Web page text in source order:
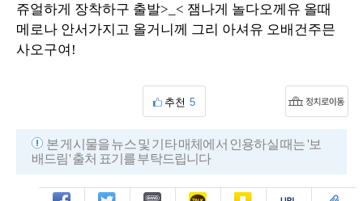
쥬얼하게 장착하구 출발>_< 잼나게 놀다오께유 올때
메로나 안서가지고 올거니께 그리 아셔유 오배건주믄
사오구여!
추천 5
본 게시물을 뉴스 및 기타 매체에서 인용하실 때는 '보
배드림' 출처 표기를 부탁드립니다